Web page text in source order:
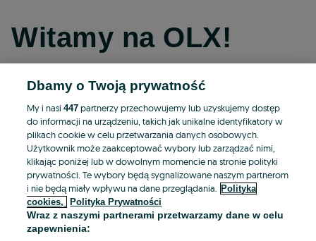
Witamy na OLX!
Kontynuuj przez Facebooka
Kontynuuj przez konto Apple
Kontynuuj przez konto Google
LUB
Dbamy o Twoją prywatność
My i nasi447 partnerzy przechowujemy lub uzyskujemy dostęp
do informacji na urządzeniu, takich jak unikalne identyfikatory w
plikach cookie w celu przetwarzania danych osobowych.
Użytkownik może zaakceptować wybory lub zarządzać nimi,
klikając poniżej lub w dowolnym momencie na stronie polityki
prywatności. Te wybory będą sygnalizowane naszym partnerom
i nie będą miały wpływu na dane przeglądania.
Polityka
cookies,
Polityka Prywatności
Wraz z naszymi partnerami przetwarzamy dane w celu
zapewnienia: